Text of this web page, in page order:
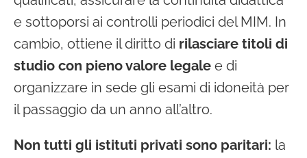
e sottoporsi ai controlli periodici del MIM. In
cambio, ottiene il diritto di rilasciare titoli di
studio con pieno valore legale e di
organizzare in sede gli esami di idoneità per
il passaggio da un anno all’altro.
Non tutti gli istituti privati sono paritari: la